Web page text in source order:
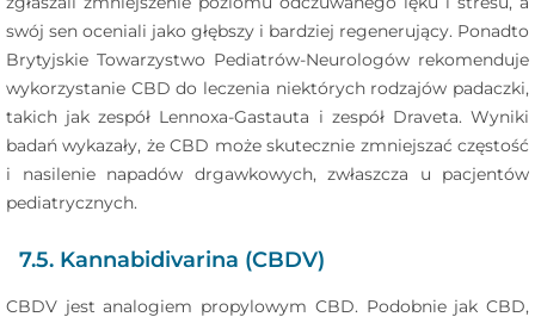
swój sen oceniali jako głębszy i bardziej regenerujący. Ponadto
Brytyjskie Towarzystwo Pediatrów-Neurologów rekomenduje
wykorzystanie CBD do leczenia niektórych rodzajów padaczki,
takich jak zespół Lennoxa-Gastauta i zespół Draveta. Wyniki
badań wykazały, że CBD może skutecznie zmniejszać częstość
i nasilenie napadów drgawkowych, zwłaszcza u pacjentów
pediatrycznych.
7.5. Kannabidivarina (CBDV)
CBDV jest analogiem propylowym CBD. Podobnie jak CBD,